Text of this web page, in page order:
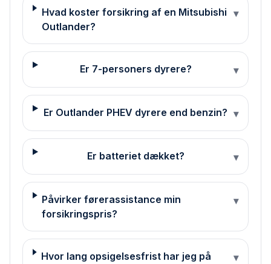
Hvad koster forsikring af en Mitsubishi
Outlander?
▾
Er 7-personers dyrere? ▾
Er Outlander PHEV dyrere end benzin? ▾
Er batteriet dækket? ▾
Påvirker førerassistance min
forsikringspris?
▾
Hvor lang opsigelsesfrist har jeg på
▾